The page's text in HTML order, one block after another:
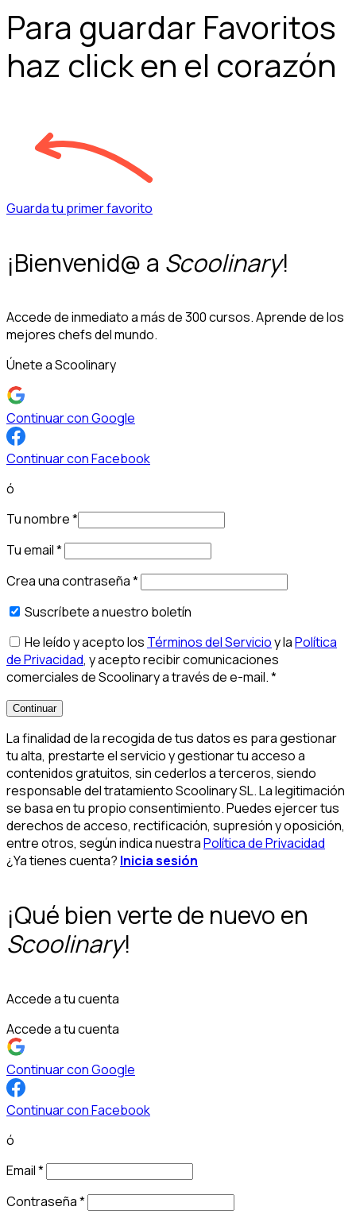
Para guardar Favoritos
haz click en el corazón
Guarda tu primer favorito
¡Bienvenid@ a Scoolinary!
Accede de inmediato a más de 300 cursos. Aprende de los
mejores chefs del mundo.
Únete a Scoolinary
Continuar con Google
Continuar con Facebook
ó
Tu nombre*
Tu email*
Crea una contraseña*
Suscríbete a nuestro boletín
He leído y acepto los Términos del Servicioy laPolítica
de Privacidad, y acepto recibir comunicaciones
comerciales de Scoolinary a través de e-mail.*
Continuar
La finalidad de la recogida de tus datos es para gestionar
tu alta, prestarte el servicio y gestionar tu acceso a
contenidos gratuitos, sin cederlos a terceros, siendo
responsable del tratamiento Scoolinary SL. La legitimación
se basa en tu propio consentimiento. Puedes ejercer tus
derechos de acceso, rectificación, supresión y oposición,
entre otros, según indica nuestraPolítica de Privacidad
¿Ya tienes cuenta? Inicia sesión
¡Qué bien verte de nuevo en
Scoolinary!
Accede a tu cuenta
Accede a tu cuenta
Continuar con Google
Continuar con Facebook
ó
Email*
Contraseña*